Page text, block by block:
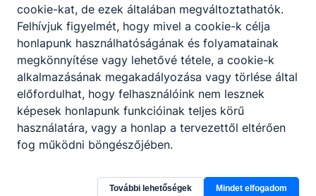
Partnereink
cookie-kat, de ezek általában megváltoztathatók.
Felhívjuk figyelmét, hogy mivel a cookie-k célja
honlapunk használhatóságának és folyamatainak
megkönnyítése vagy lehetővé tétele, a cookie-k
alkalmazásának megakadályozása vagy törlése által
előfordulhat, hogy felhasználóink nem lesznek
képesek honlapunk funkcióinak teljes körű
használatára, vagy a honlap a tervezettől eltérően
fog működni böngészőjében.
További lehetőségek Mindet elfogadom